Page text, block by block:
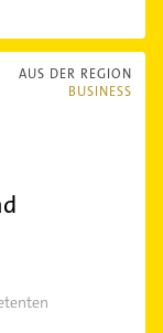
AUS DER REGION
BUSINESS